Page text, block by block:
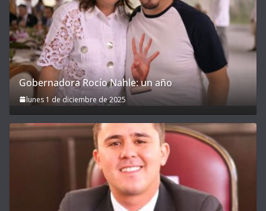
Gobernadora Rocío Nahle: un año
lunes 1 de diciembre de 2025